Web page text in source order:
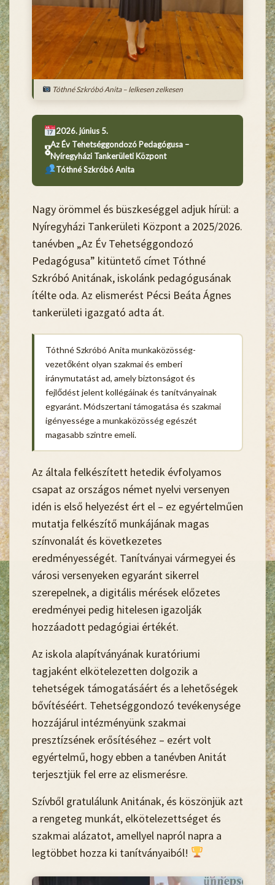
Tóthné Szkróbó Anita – lelkesen zelkesen
2026. június 5.
🎖Az Év Tehetséggondozó Pedagógusa –
Nyíregyházi Tankerületi Központ
Tóthné Szkróbó Anita
Nagy örömmel és büszkeséggel adjuk hírül: a
Nyíregyházi Tankerületi Központ a 2025/2026.
tanévben „Az Év Tehetséggondozó
Pedagógusa” kitüntető címet Tóthné
Szkróbó Anitának, iskolánk pedagógusának
ítélte oda. Az elismerést Pécsi Beáta Ágnes
tankerületi igazgató adta át.
Tóthné Szkróbó Anita munkaközösség-
vezetőként olyan szakmai és emberi
iránymutatást ad, amely biztonságot és
fejlődést jelent kollégáinak és tanítványainak
egyaránt. Módszertani támogatása és szakmai
igényessége a munkaközösség egészét
magasabb szintre emeli.
Az általa felkészített hetedik évfolyamos
csapat az országos német nyelvi versenyen
idén is első helyezést ért el – ez egyértelműen
mutatja felkészítő munkájának magas
színvonalát és következetes
eredményességét. Tanítványai vármegyei és
városi versenyeken egyaránt sikerrel
szerepelnek, a digitális mérések előzetes
eredményei pedig hitelesen igazolják
hozzáadott pedagógiai értékét.
Az iskola alapítványának kuratóriumi
tagjaként elkötelezetten dolgozik a
tehetségek támogatásáért és a lehetőségek
bővítéséért. Tehetséggondozó tevékenysége
hozzájárul intézményünk szakmai
presztízsének erősítéséhez – ezért volt
egyértelmű, hogy ebben a tanévben Anitát
terjesztjük fel erre az elismerésre.
Szívből gratulálunk Anitának, és köszönjük azt
a rengeteg munkát, elkötelezettséget és
szakmai alázatot, amellyel napról napra a
legtöbbet hozza ki tanítványaiból!